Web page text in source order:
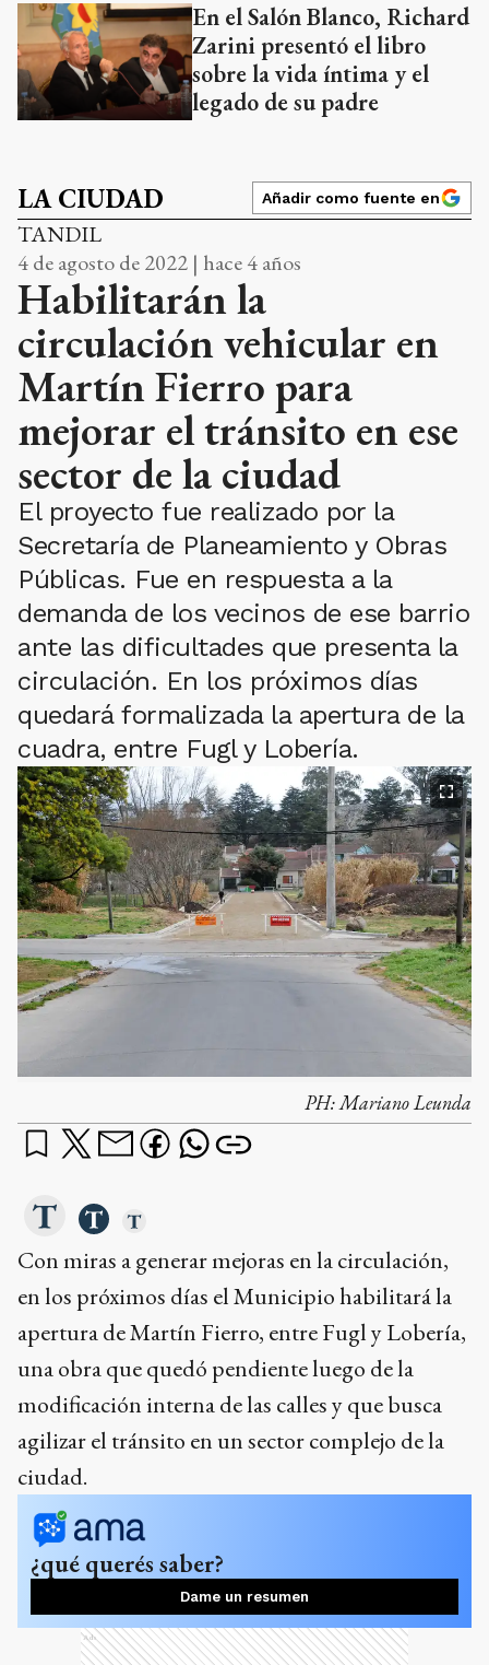
En el Salón Blanco, Richard
Zarini presentó el libro
sobre la vida íntima y el
legado de su padre
LA CIUDAD Añadir como fuente en
TANDIL
4 de agosto de 2022 | hace 4 años
Habilitarán la
circulación vehicular en
Martín Fierro para
mejorar el tránsito en ese
sector de la ciudad
El proyecto fue realizado por la
Secretaría de Planeamiento y Obras
Públicas. Fue en respuesta a la
demanda de los vecinos de ese barrio
ante las dificultades que presenta la
circulación. En los próximos días
quedará formalizada la apertura de la
cuadra, entre Fugl y Lobería.
PH:Mariano Leunda
Con miras a generar mejoras en la circulación,
en los próximos días el Municipio habilitará la
apertura de Martín Fierro, entre Fugl y Lobería,
una obra que quedó pendiente luego de la
modificación interna de las calles y que busca
agilizar el tránsito en un sector complejo de la
ciudad.
¿qué querés saber?
Dame un resumen
Ads